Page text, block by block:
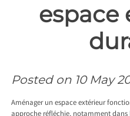
espace
Posted on 10 May
Aménager un espace extérieur